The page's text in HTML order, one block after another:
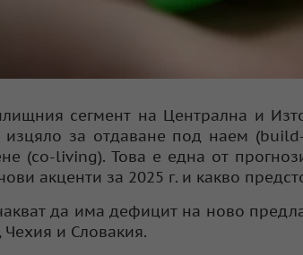
сегмент на Централна и
изцяло за отдаване под наем
(co-living). Това е една от
акценти за 2025 г. и какво
да има дефицит на ново
и Словакия.